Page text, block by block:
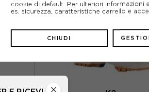
cookie di default. Per ulteriori
es. sicurezza, caratteristiche carrello e
CHIUDI